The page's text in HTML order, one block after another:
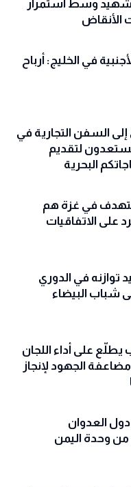
من 72 ألف شهيد وسط استمرار
الأنقاض
في الخليج: أرباح
السفن التجارية في
لتقديم
البحرية
في غزة هم
على الاتفاقيات
في الدوري
شباب البيضاء
على أداء اللجان
الجهود لإنجاز
العدوان
من وحدة اليمن